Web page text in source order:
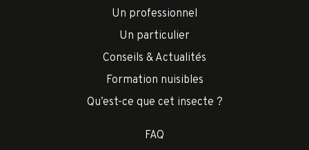
Un professionnel
Un particulier
Conseils & Actualités
Formation nuisibles
Qu’est-ce que cet insecte ?
FAQ